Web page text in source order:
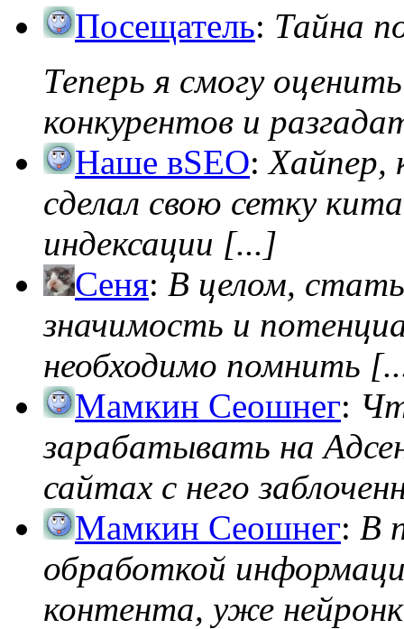
Посещатель: Тайна
Теперь я смогу
конкурентов и
Наше вSEO:Хайпер,
сделал свою сетку
индексации [...]
Сеня: В целом,
значимость и
необходимо помнить
Мамкин Сеошнег:
зарабатывать на
сайтах с него
Мамкин Сеошнег: В
обработкой
контента, уже